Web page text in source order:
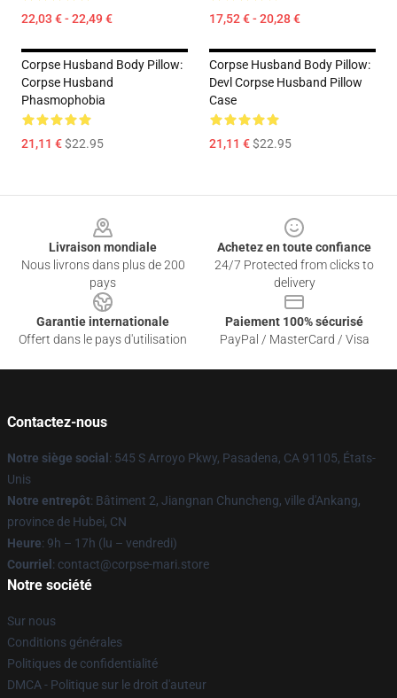
22,03 € - 22,49 € 17,52 € - 20,28 €
Corpse Husband Body Pillow:
Corpse Husband
Phasmophobia
21,11 €$22.95
Corpse Husband Body Pillow:
Devl Corpse Husband Pillow
Case
21,11 €$22.95
Livraison mondiale
Nous livrons dans plus de 200
pays
Achetez en toute confiance
24/7 Protected from clicks to
delivery
Garantie internationale
Offert dans le pays d'utilisation
Paiement 100% sécurisé
PayPal / MasterCard / Visa
Contactez-nous
Notre siège social : 545 S Arroyo Pkwy, Pasadena, CA 91105, États-
Unis
Notre entrepôt: Bâtiment 2, Jiangnan Chuncheng, ville d'Ankang,
province de Hubei, CN
Heure: 9h – 17h (lu – vendredi)
Courriel : contact@corpse-mari.store
Notre société
Sur nous
Conditions générales
Politiques de confidentialité
DMCA - Politique sur le droit d'auteur